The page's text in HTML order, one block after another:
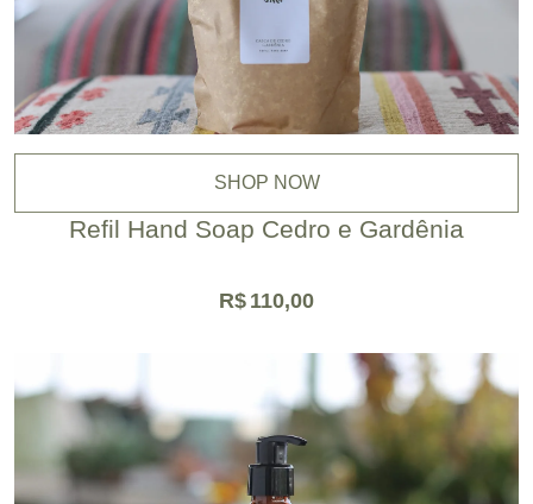
SHOP NOW
Refil Hand Soap Cedro e Gardênia
R$ 110,00